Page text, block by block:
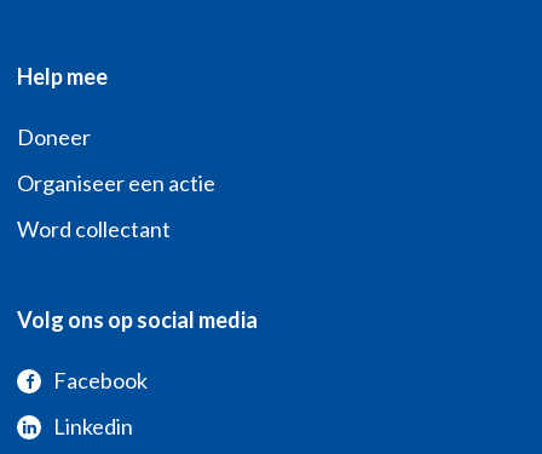
Help mee
Doneer
Organiseer een actie
Word collectant
Volg ons op social media
Facebook
Linkedin